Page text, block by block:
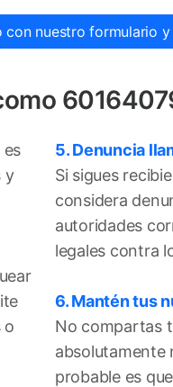
con nuestro formulario
y
o
5. Denuncia
Si sigues
considera
autoridades
legales contra
6. Mantén tus
No compartas
absolutamente
probable es